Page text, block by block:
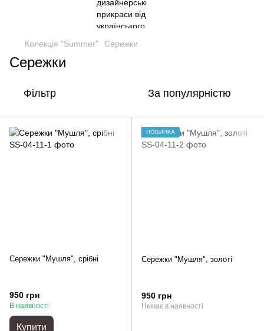
Колекція "Summer" Сережки
Сережки
Фільтр За популярністю
Сережки "Мушля", срібні
950 грн
В наявності
Купити
НОВИНКА
Сережки "Мушля", золоті
950 грн
Немає в наявності